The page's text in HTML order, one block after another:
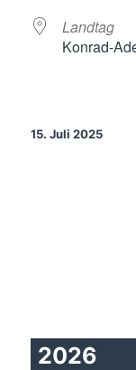
Landtag
Konrad-
15. Juli 2025
2026